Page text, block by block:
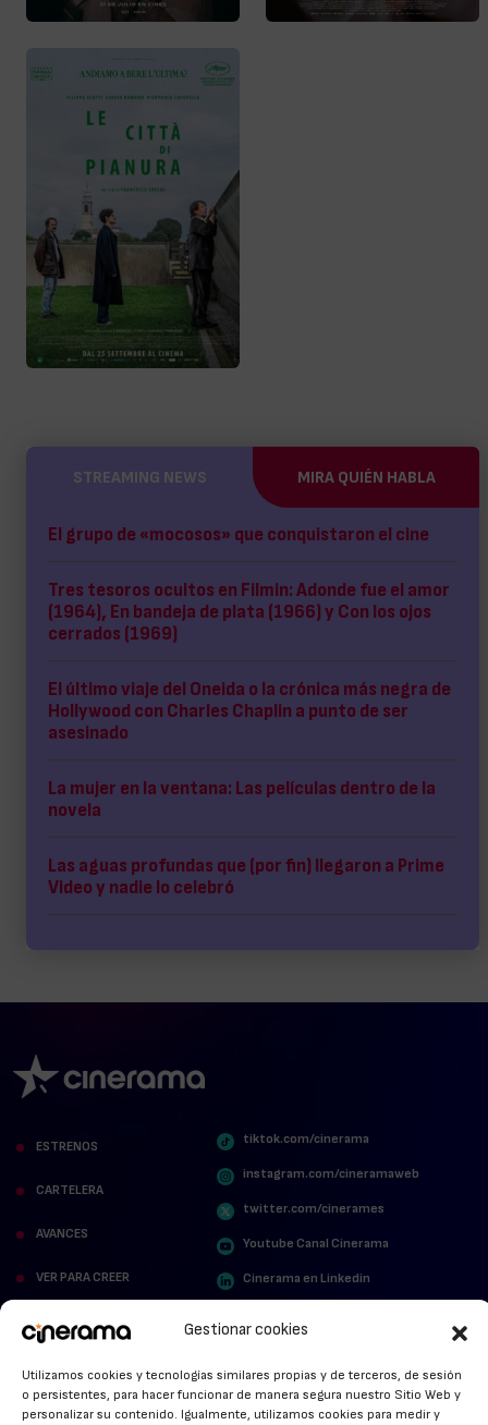
Gestionar cookies
Utilizamos cookies y tecnologías similares propias y de terceros, de sesión
o persistentes, para hacer funcionar de manera segura nuestro Sitio Web y
personalizar su contenido. Igualmente, utilizamos cookies para medir y
STREAMING NEWS MIRA QUIÉN HABLA
El grupo de «mocosos» que conquistaron el cine
Tres tesoros ocultos en Filmin: Adonde fue el amor
(1964), En bandeja de plata (1966) y Con los ojos
cerrados (1969)
El último viaje del Oneida o la crónica más negra de
Hollywood con Charles Chaplin a punto de ser
asesinado
La mujer en la ventana: Las películas dentro de la
novela
Las aguas profundas que (por fin) llegaron a Prime
Video y nadie lo celebró
ESTRENOS
CARTELERA
AVANCES
VER PARA CREER
MIRA QUIÉN HABLA
ALFOMBRA ROJA
tiktok.com/cinerama
instagram.com/cineramaweb
twitter.com/cinerames
Youtube Canal Cinerama
Cinerama en Linkedin